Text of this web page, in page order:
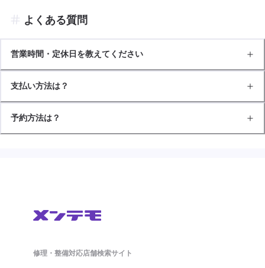
よくある質問
営業時間・定休日を教えてください
支払い方法は？
予約方法は？
修理・整備対応店舗検索サイト